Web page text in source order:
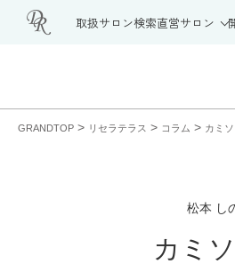
取扱サロン検索直営サロン
GRANDTOP > リセラテラス > コラム > カミ
松本 し
カミ